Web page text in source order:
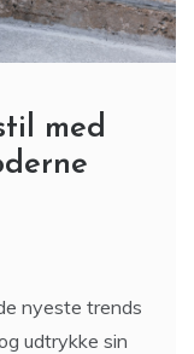
med
nyeste trends
udtrykke sin